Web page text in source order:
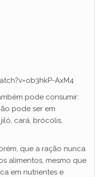
AxM4
pode consumir:
pode ser em
cará, brócolis,
que a ração nunca
alimentos, mesmo que
em nutrientes e